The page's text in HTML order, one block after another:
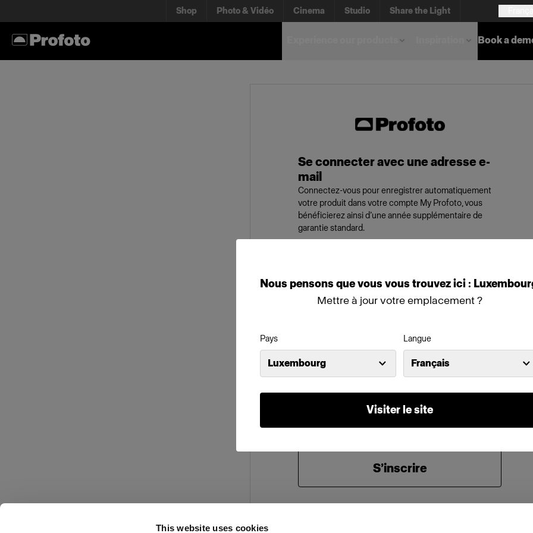
This website uses cookies
Nous pensons quevous vous trouvezici :
Mettre à jour votre emplacement ?
Pays
Luxembourg
Langue
Français
Visiter le site
Shop Photo & Vidéo Cinema Studio Share the Light
Book a
Se connecter avec une adresse e-
mail
Connectez-vous pour enregistrer automatiquement
votre produit dans votre compte My Profoto, vous
bénéficierez ainsi d’une année supplémentaire de
garantie standard.
Mot de passe
Se souvenir de moi Mot de passe oublié ?
Se connecter
S’inscrire